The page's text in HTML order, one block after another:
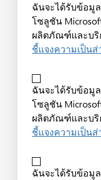
ฉันจะได้รับข้อมู
โซลูชัน
ผลิตภัณฑ์และบริ
ชี้แจงความเป็นส่
ฉันจะได้รับข้อมู
โซลูชัน
ผลิตภัณฑ์และบริ
ชี้แจงความเป็นส่
ฉันจะได้รับข้อมู